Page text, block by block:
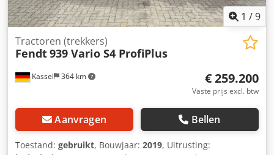
1 /9
Kassel 364 km
Tractoren (trekkers)
Fendt939 Vario S4 ProfiPlus
€ 259.200
Vaste prijs excl. btw
Aanvragen Bellen
Toestand: gebruikt, Bouwjaar: 2019, Uitrusting: